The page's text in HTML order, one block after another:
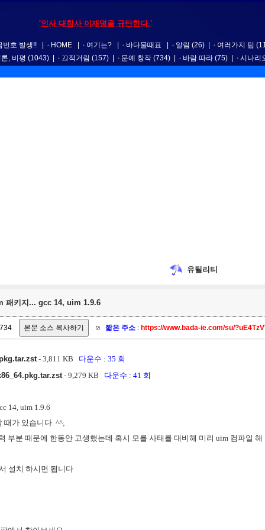
'인사 대참사 이재명을 규탄한다.'
번호 발생!! HOME 여기는? 바다물때표 알림 (26) 여러가지 팁
, 비평 (1043) 끄적거림 (157) 문예 창작 (734) 바람 따라 (75) 시나리
유틸리티
패키지... gcc 14, uim 1.9.6
짧은 주소 : https://www.bada-ie.com/su/
- 3,811 KB 다운수 : 35 회
- 9,279 KB 다운수 : 41 회
14, uim 1.9.6
때가 있습니다. ^^;
부분 때문에 한동안 고생했는데 혹시 모를 사태를 대비해 미리 uim 컴파일 해
설치 하시면 됩니다